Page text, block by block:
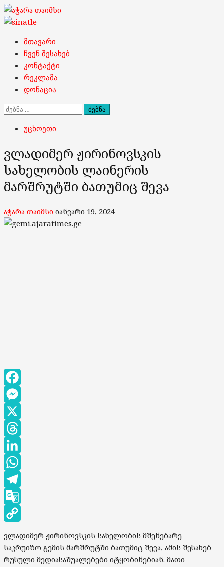
Skip
to
Primary
Menu
მთავარი
ჩვენ შესახებ
კონტაქტი
რეკლამა
დონაცია
ძებნა:
უცხოეთი
ვლადიმერ ჟირინოვსკის
სახელობის ლაინერის
მარშრუტში ბათუმიც შევა
აჭარა თაიმსი იანვარი 19, 2024
Facebook
Messenger
X
Threads
LinkedIn
WhatsApp
Telegram
Google
Translate
Link
ვლადიმერ ჟირინოვსკის სახელობის მშენებარე
საკრუიზო გემის მარშრუტში ბათუმიც შევა, ამის შესახებ
რუსული მედიასაშუალებები იტყობინებიან. მათი